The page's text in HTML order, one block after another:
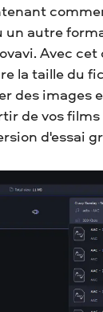
un autre
Avec cet
la taille du
des images
de vos films
d'essai